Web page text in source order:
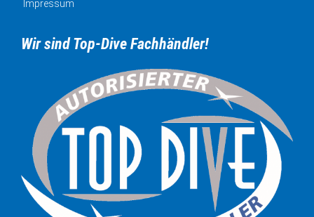
Impressum
Wir sind Top-Dive Fachhändler!